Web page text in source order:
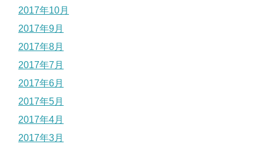
2017年10月
2017年9月
2017年8月
2017年7月
2017年6月
2017年5月
2017年4月
2017年3月